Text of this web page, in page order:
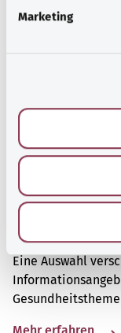
Marketing
Eine Auswahl
Mehr erfahren